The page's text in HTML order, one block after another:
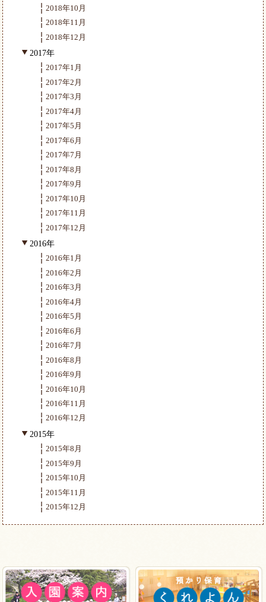
2018年10月
2018年11月
2018年12月
2017年
2017年1月
2017年2月
2017年3月
2017年4月
2017年5月
2017年6月
2017年7月
2017年8月
2017年9月
2017年10月
2017年11月
2017年12月
2016年
2016年1月
2016年2月
2016年3月
2016年4月
2016年5月
2016年6月
2016年7月
2016年8月
2016年9月
2016年10月
2016年11月
2016年12月
2015年
2015年8月
2015年9月
2015年10月
2015年11月
2015年12月